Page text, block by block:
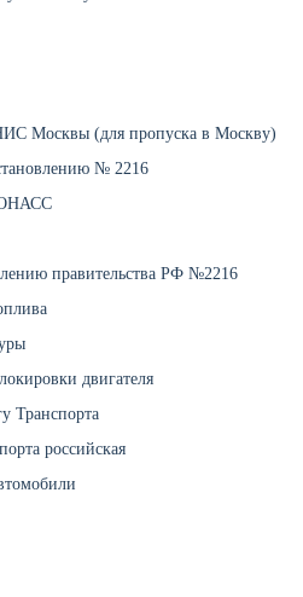
Москвы (для пропуска в Москву)
№ 2216
правительства РФ №2216
двигателя
Транспорта
российская